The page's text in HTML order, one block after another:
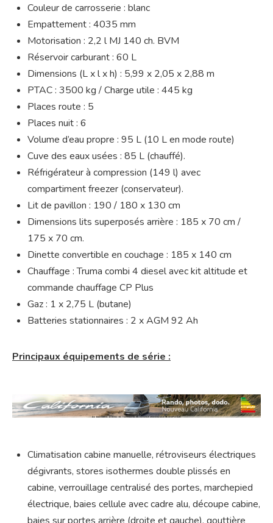
Couleur de carrosserie : blanc
Empattement : 4035 mm
Motorisation : 2,2 l MJ 140 ch. BVM
Réservoir carburant : 60 L
Dimensions (L x l x h) : 5,99 x 2,05 x 2,88 m
PTAC : 3500 kg / Charge utile : 445 kg
Places route : 5
Places nuit : 6
Volume d’eau propre : 95 L (10 L en mode route)
Cuve des eaux usées : 85 L (chauffé).
Réfrigérateur à compression (149 l) avec
compartiment freezer (conservateur).
Lit de pavillon : 190 / 180 x 130 cm
Dimensions lits superposés arrière : 185 x 70 cm /
175 x 70 cm.
Dinette convertible en couchage : 185 x 140 cm
Chauffage : Truma combi 4 diesel avec kit altitude et
commande chauffage CP Plus
Gaz : 1 x 2,75 L (butane)
Batteries stationnaires : 2 x AGM 92 Ah
Principaux équipements de série :
Climatisation cabine manuelle, rétroviseurs électriques
dégivrants, stores isothermes double plissés en
cabine, verrouillage centralisé des portes, marchepied
électrique, baies cellule avec cadre alu, découpe cabine,